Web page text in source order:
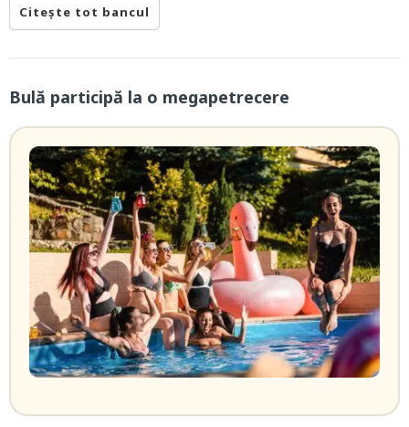
Citește tot bancul
Bulă participă la o megapetrecere